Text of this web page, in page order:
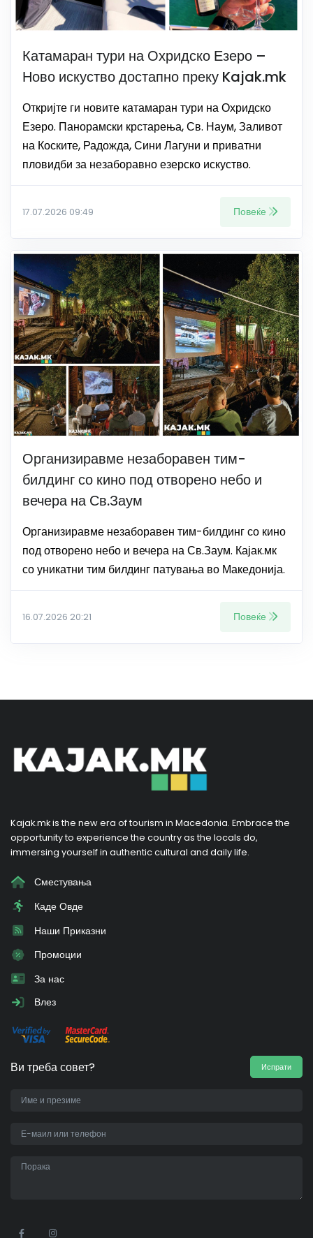
Катамаран тури на Охридско Езеро –
Ново искуство достапно преку Kajak.mk
Откријте ги новите катамаран тури на Охридско
Езеро. Панорамски крстарења, Св. Наум, Заливот
на Коските, Радожда, Сини Лагуни и приватни
пловидби за незаборавно езерско искуство.
17.07.2026 09:49 Повеќе
Организиравме незаборавен тим-
билдинг со кино под отворено небо и
вечера на Св.Заум
Организиравме незаборавен тим-билдинг со кино
под отворено небо и вечера на Св.Заум. Кајак.мк
со уникатни тим билдинг патувања во Македонија.
16.07.2026 20:21 Повеќе
Kajak.mk is the new era of tourism in Macedonia. Embrace the
opportunity to experience the country as the locals do,
immersing yourself in authentic cultural and daily life.
Сместувања
Каде Овде
Наши Приказни
Промоции
За нас
Влез
Ви треба совет? Испрати